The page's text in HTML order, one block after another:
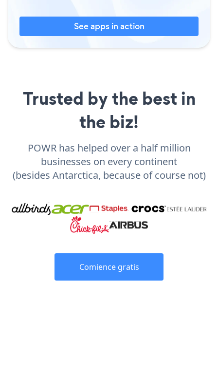
See apps in action
Trusted by the best in
the biz!
POWR has helped over a half million
businesses on every continent
(besides Antarctica, because of course not)
Comience gratis